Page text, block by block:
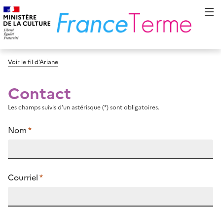
Voir le fil d’Ariane
Contact
Les champs suivis d’un astérisque (*) sont obligatoires.
Nom*
Courriel*